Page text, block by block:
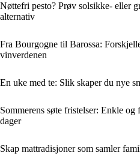
Nøttefri pesto? Prøv solsikke- eller
alternativ
Fra Bourgogne til Barossa:
vinverdenen
En uke med te: Slik skaper du nye
Sommerens søte fristelser: Enkle
dager
Skap mattradisjoner som samler